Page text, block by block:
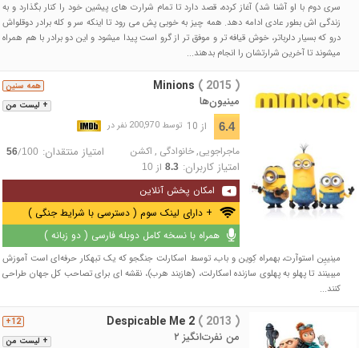
سری دوم با او آشنا شد) آغاز کرده، قصد دارد تا تمام شرارت های پیشین خود را کنار بگذارد و به
زندگی اش بطور عادی ادامه دهد. همه چیز به خوبی پش می رود تا اینکه سر و کله برادر دوقلواش
درو که بسیار دلرباتر، خوش قیافه تر و موفق تر از گرو است پیدا میشود و این دو برادر با هم همراه
میشوند تا آخرین شرارتشان را انجام بدهند...
+ لیست من
همه سنین Minions ( 2015 )
مینیون‌ها
6.4 از 10 توسط 200,970 نفر در
ماجراجویی, خانوادگی , اکشن امتیاز منتقدان: 56/100
امتیاز کاربران: 8.3از 10
امکان پخش آنلاین
+ دارای لینک سوم ( دسترسی با شرایط جنگی )
همراه با نسخه کامل دوبله فارسی ( دو زبانه )
مینییِن استوآرت، بهمراه کِوین و باب، توسط اسکارلت جنگجو که یک تبهکار حرفه‌ای است آموزش
میبینند تا پهلو به پهلوی سازنده اسکارلت، (هازبند هرب)، نقشه ای برای تصاحب کل جهان طراحی
کنند...
+ لیست من
12+ Despicable Me 2 ( 2013 )
من نفرت‌انگیز ۲